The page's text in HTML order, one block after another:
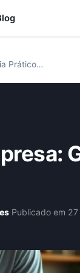
Prático…
·Publicado em